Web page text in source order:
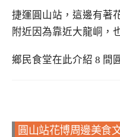
捷運圓山站，這邊有著
附近因為靠近大龍峒，
鄉民食堂在此介紹 8 間
圓山站花博周邊美食